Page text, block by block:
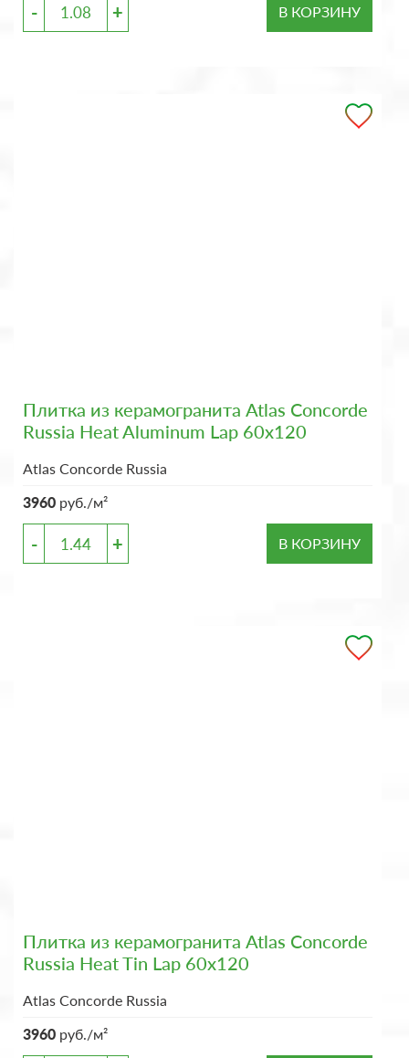
- + В КОРЗИНУ
Плитка из керамогранита Atlas Concorde
Russia Heat Aluminum Lap 60x120
Atlas Concorde Russia
3960 руб./м²
- + В КОРЗИНУ
Плитка из керамогранита Atlas Concorde
Russia Heat Tin Lap 60x120
Atlas Concorde Russia
3960 руб./м²